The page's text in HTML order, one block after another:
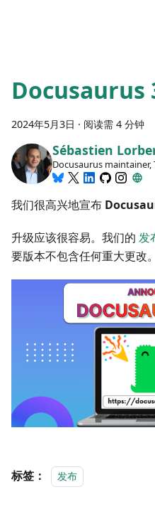
Docusaurus
2024年5月3日 · 阅读需 4 分钟
Sébastien
Docusaurus maintainer,
我们很高兴地宣布
升级应该很容易。我们的 发
要版本不包含任何重大更改。
标签： 发布